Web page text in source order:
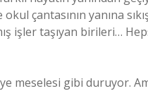
çantasının yanına
işler taşıyan birileri…
meselesi gibi duruyor.